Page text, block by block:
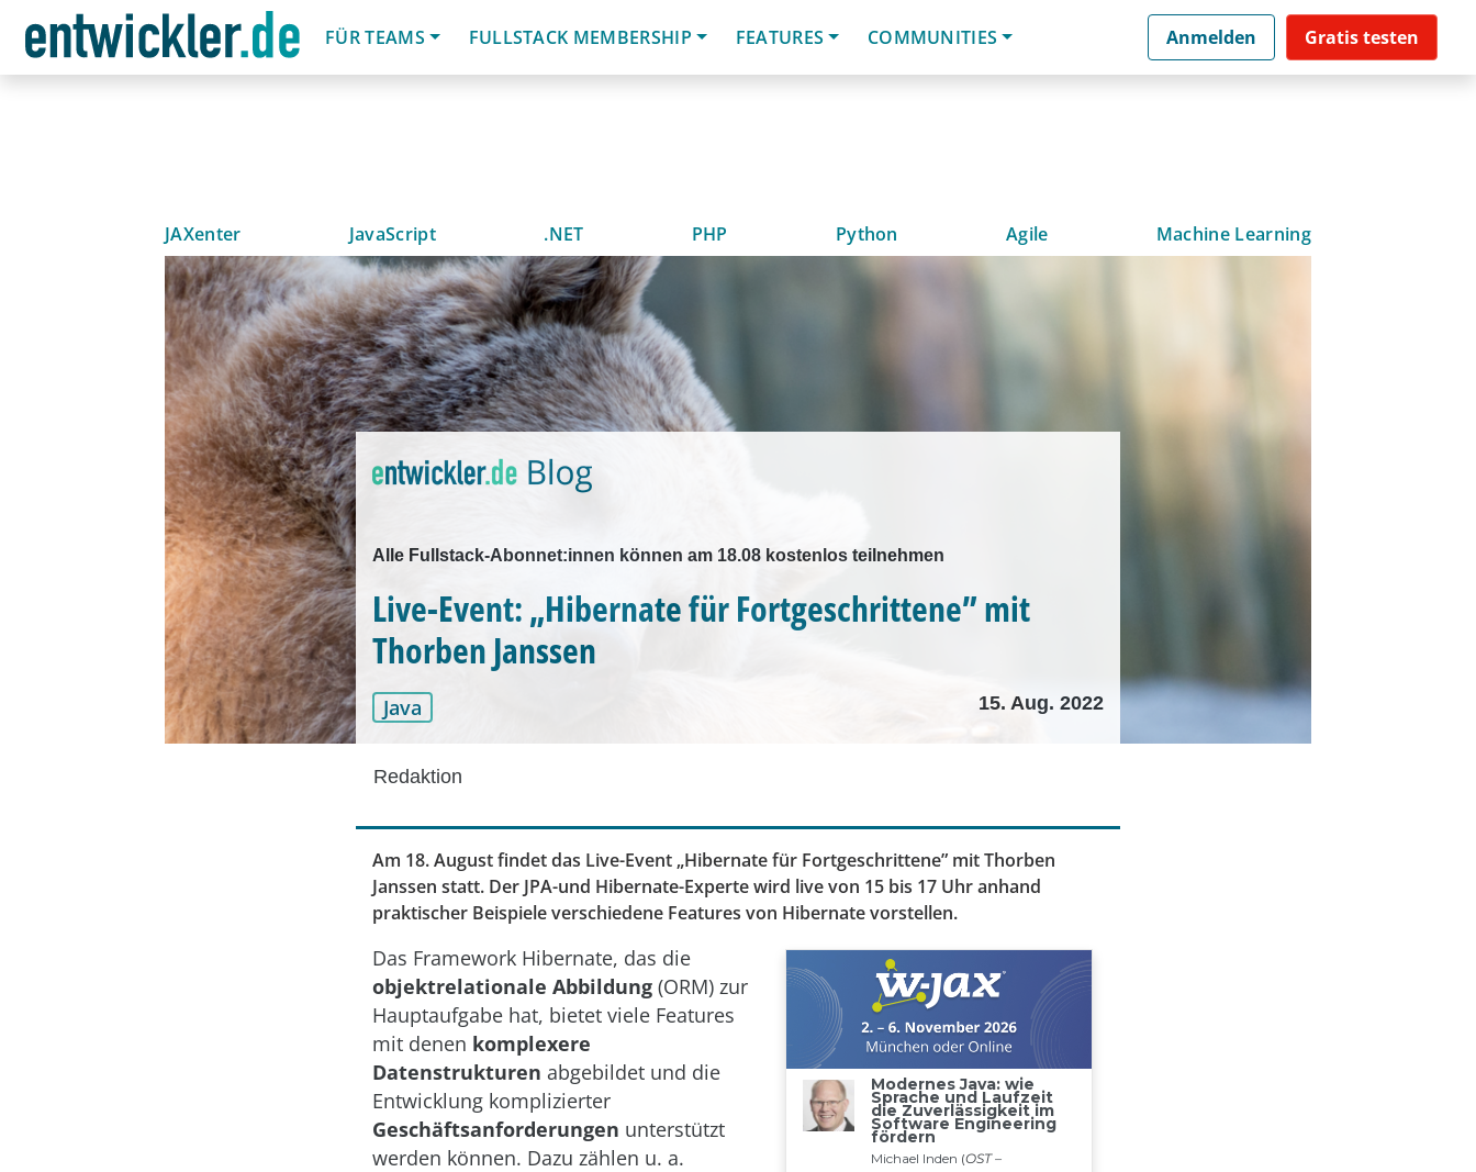
FÜR TEAMS
FULLSTACK MEMBERSHIP FEATURES COMMUNITIES Anmelden Gratis testen
JAXenter JavaScript .NET PHP Python Agile Machine Learning
Alle Fullstack-Abonnet:innen können am 18.08 kostenlos teilnehmen
Live-Event: „Hibernate für Fortgeschrittene” mit
Thorben Janssen
Java 15. Aug. 2022
Redaktion
Am 18. August findet das Live-Event „Hibernate für Fortgeschrittene” mit Thorben
Janssen statt. Der JPA-und Hibernate-Experte wird live von 15 bis 17 Uhr anhand
praktischer Beispiele verschiedene Features von Hibernate vorstellen.
Das Framework Hibernate, das die
objektrelationale Abbildung (ORM) zur
Hauptaufgabe hat, bietet viele Features
mit denen komplexere
Datenstrukturen abgebildet und die
Entwicklung komplizierter
Geschäftsanforderungen unterstützt
werden können. Dazu zählen u. a.